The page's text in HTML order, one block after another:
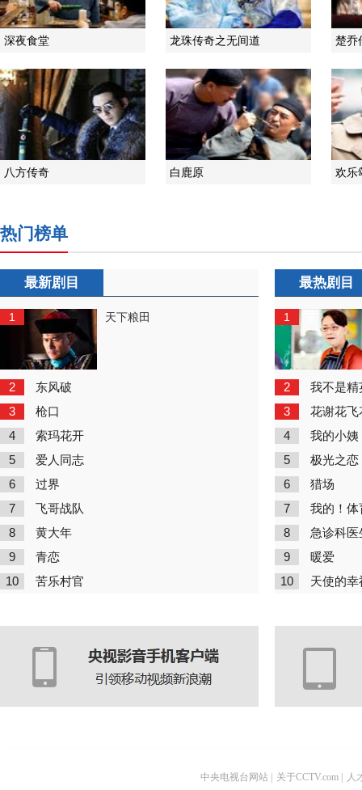
深夜食堂 龙珠传奇之无间道 楚乔
八方传奇 白鹿原 欢乐
热门榜单
最新剧目
1 天下粮田
2 东风破
3 枪口
4 索玛花开
5 爱人同志
6 过界
7 飞哥战队
8 黄大年
9 青恋
10 苦乐村官
最热剧目
1
2 我不是精
3 花谢花飞
4 我的小姨
5 极光之恋
6 猎场
7 我的！体
8 急诊科医
9 暖爱
10 天使的幸
中央电视台网站 关于CCTV.com 人